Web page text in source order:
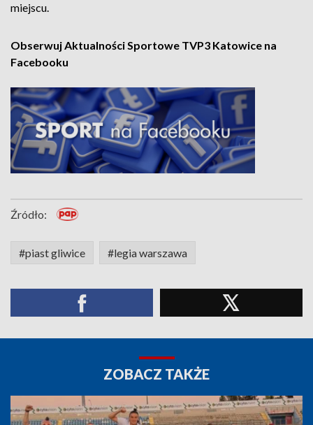
miejscu.
Obserwuj Aktualności Sportowe TVP3 Katowice na
Facebooku
Źródło:
#piast gliwice #legia warszawa
ZOBACZ TAKŻE